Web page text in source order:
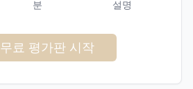
분 설명
무료 평가판 시작